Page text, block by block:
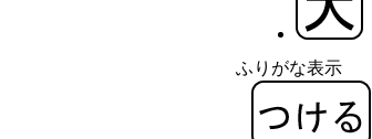
ふりがな表示